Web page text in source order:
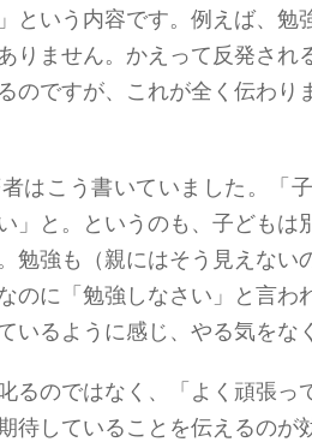
という 内容です。例えば、勉
りません。かえって反発され
のですが、 これが全く伝わ り
はこう書いていました 。「
」と。というのも、子どもは
。勉強も （親にはそう見えない
のに「勉強しなさい 」と言わ
いるように感じ、やる気をな
るのではなく、「よく頑張っ
待していることを伝えるのが